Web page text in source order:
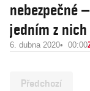
nebezpečné
jedním z nich
6. dubna 2020 00:00
Předchozí